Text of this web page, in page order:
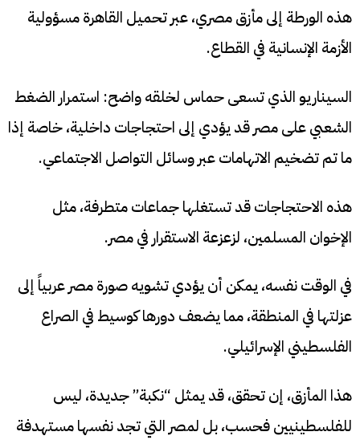
هذه الورطة إلى مأزق مصري، عبر تحميل القاهرة مسؤولية
الأزمة الإنسانية في القطاع.
السيناريو الذي تسعى حماس لخلقه واضح: استمرار الضغط
الشعبي على مصر قد يؤدي إلى احتجاجات داخلية، خاصة إذا
ما تم تضخيم الاتهامات عبر وسائل التواصل الاجتماعي.
هذه الاحتجاجات قد تستغلها جماعات متطرفة، مثل
الإخوان المسلمين، لزعزعة الاستقرار في مصر.
في الوقت نفسه، يمكن أن يؤدي تشويه صورة مصر عربياً إلى
عزلتها في المنطقة، مما يضعف دورها كوسيط في الصراع
الفلسطيني الإسرائيلي.
هذا المأزق، إن تحقق، قد يمثل “نكبة” جديدة، ليس
للفلسطينيين فحسب، بل لمصر التي تجد نفسها مستهدفة